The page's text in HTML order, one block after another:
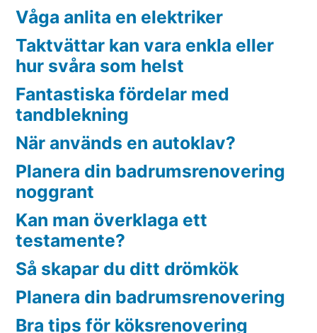
Våga anlita en elektriker
Taktvättar kan vara enkla eller
hur svåra som helst
Fantastiska fördelar med
tandblekning
När används en autoklav?
Planera din badrumsrenovering
noggrant
Kan man överklaga ett
testamente?
Så skapar du ditt drömkök
Planera din badrumsrenovering
Bra tips för köksrenovering